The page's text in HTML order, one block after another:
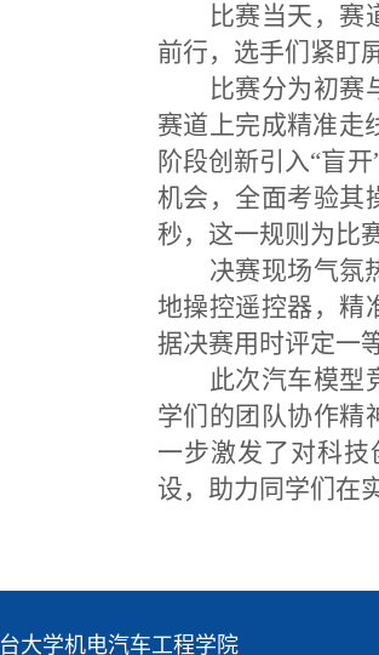
比赛当天，赛
前行，选手们紧盯
比赛分为初赛
赛道上完成精准走
阶段创新引入“盲
机会，全面考验其
秒，这一规则为比
决赛现场气氛
地操控遥控器，精
据决赛用时评定一
此次汽车模型
学们的团队协作精
一步激发了对科
设，助力同学们在
大学机电汽车工程学院